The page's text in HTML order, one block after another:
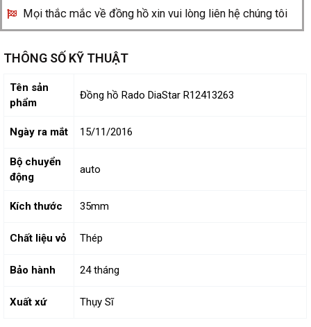
Mọi thắc mắc về đồng hồ xin vui lòng liên hệ chúng tôi
THÔNG SỐ KỸ THUẬT
Tên sản
phẩm
Đồng hồ Rado DiaStar R12413263
Ngày ra mắt 15/11/2016
Bộ chuyển
động
auto
Kích thước 35mm
Chất liệu vỏ Thép
Bảo hành 24 tháng
Xuất xứ Thụy Sĩ